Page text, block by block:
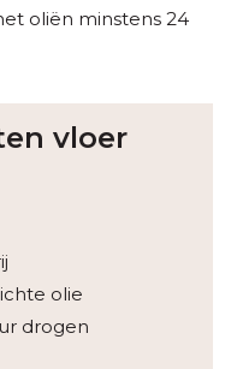
oliën minstens 24
vloer
olie
drogen